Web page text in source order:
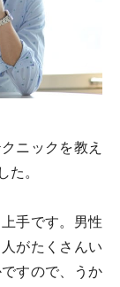
ニックを教え
。
手です。男性
がたくさんい
すので、うか